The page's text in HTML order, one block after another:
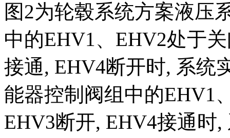
图2为轮毂系统方案液压
中的EHV1、EHV2处于
接通, EHV4断开时, 系统
能器控制阀组中的EHV1
EHV3断开, EHV4接通时